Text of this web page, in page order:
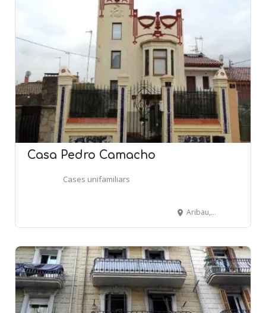
Casa Pedro Camacho
Cases unifamiliars
Aribau, 3 - EL PAPIOL